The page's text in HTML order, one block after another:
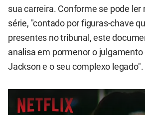
sua carreira. Conforme se pode ler
série, "contado por figuras-chave
presentes no tribunal, este
analisa em pormenor o julgamento
Jackson e o seu complexo legado".